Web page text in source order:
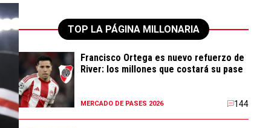
TOP LA PÁGINA MILLONARIA
Francisco Ortega es nuevo refuerzo de
River: los millones que costará su pase
MERCADO DE PASES 2026 144